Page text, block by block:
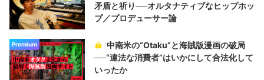
矛盾と祈り──オルタナティブなヒップホッ
プ／プロデューサー論
Premium
中南米の“Otaku”と海賊版漫画の破局
──“違法な消費者”はいかにして合法化して
いったか